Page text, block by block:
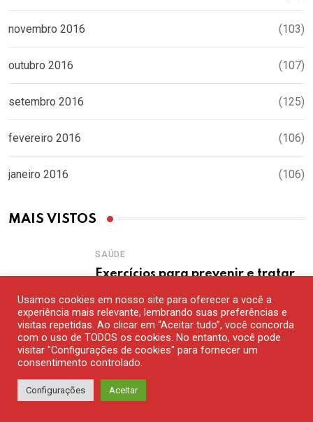
novembro 2016 (103)
outubro 2016 (107)
setembro 2016 (125)
fevereiro 2016 (106)
janeiro 2016 (106)
MAIS VISTOS
SAÚDE
Exercícios para prevenir e tratar
15 DE FEVEREIRO DE 2019
CURIOSIDADES
Existe alguma fruta azul?
14 DE DEZEMBRO DE 2016
Usamos cookies em nosso site para oferecer a você a
experiência mais relevante, lembrando suas preferências e
visitas repetidas. Ao clicar em “Aceitar tudo”, você concorda
com o uso de TODOS os cookies. No entanto, você pode
visitar "Configurações de cookies" para fornecer um
consentimento controlado.
Configurações Aceitar